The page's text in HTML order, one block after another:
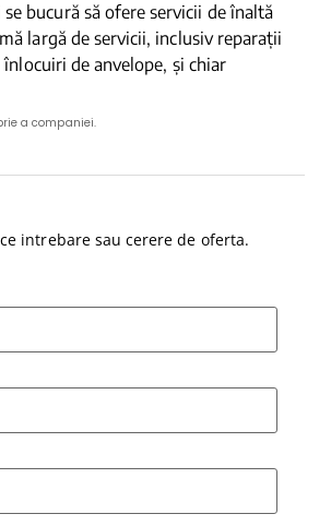
bucură să ofere servicii de înaltă
largă de servicii, inclusiv reparații
de anvelope, și chiar
a companiei.
intrebare sau cerere de oferta.